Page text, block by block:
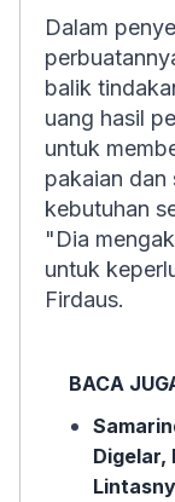
Dalam
balik
uang hasil
untuk
pakaian dan
kebutuhan
"Dia
untuk
Firdaus.
BACA
Digelar,